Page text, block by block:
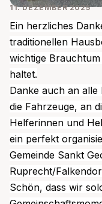
11. DEZEMBER 2025
Ein herzliches
traditionellen
wichtige
haltet.
Danke auch an
die Fahrzeuge, an
Helferinnen und
ein perfekt
Gemeinde Sankt
Ruprecht/
Schön, dass wir